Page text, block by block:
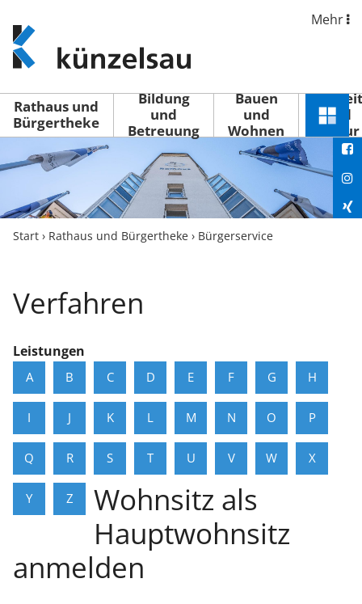
www.kuenzelsau.de
(zur
Startseite)
Mehr
Rathaus und
Bürgertheke
Bildung
und
Betreuung
Bauen
und
Wohnen
Freizeit
und
Kultur
Menü
Start › Rathaus und Bürgertheke › Bürgerservice
Verfahren
Leistungen
A B C D E F G H
I J K L M N O P
Q R S T U V W X
Y Z
Wohnsitz als
Hauptwohnsitz
anmelden